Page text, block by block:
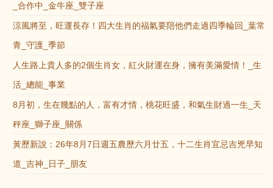
_合作中_金牛座_雙子座
涼風將至，旺運長存！四大生肖的福氣要陪他們走過四季輪回_葉常
青_守護_季節
人生路上貴人多的2個生肖女，紅火財運在身，擁有美滿愛情！_生
活_總能_事業
8月初，生在幾點的人，富有才情，桃花旺盛，和氣生財過一生_天
秤座_獅子座_關係
黃歷新說：26年8月7日週五農歷六月廿五，十二生肖宜忌吉兇早知
道_吉神_日子_朋友